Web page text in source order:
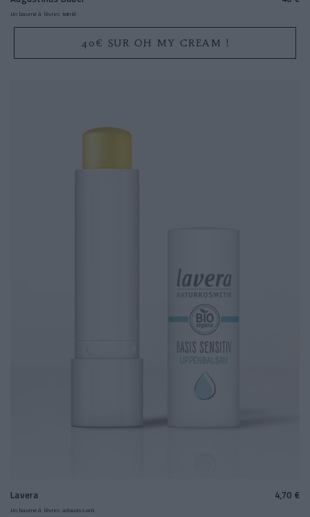
Un baume à lèvres teinté
40€ SUR OH MY CREAM !
Lavera 4,70 €
Un baume à lèvres adoucissant